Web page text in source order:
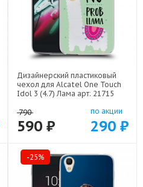
Дизайнерский пластиковый
чехол для Alcatel One Touch
Idol 3 (4.7) Лама арт: 21715
790
590 ₽
по акции
290 ₽
-25%